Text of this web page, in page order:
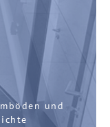
und